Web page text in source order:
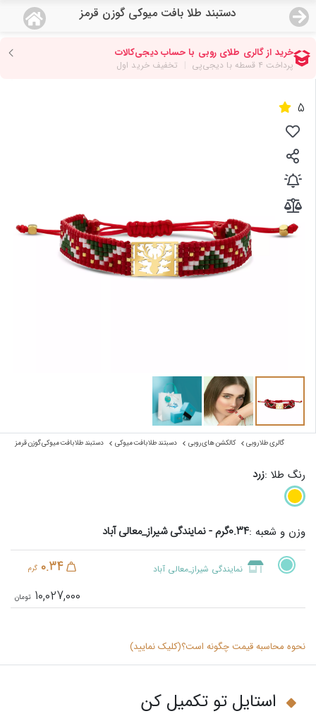
دستبند طلا بافت میوکی گوزن قرمز
منو
صفحه اصلی
دسته بندی محصولات
نمایندگی ها
مجله روبی
درباره ما
اعطای نمایندگی
5
گالری طلا روبی کالکشن های روبی دسبتند طلا بافت میوکی دستبند طلا بافت میوکی گوزن قرمز
رنگ طلا :زرد
وزن و شعبه :0.34گرم - نمایندگی شیراز_معالی آباد
نمایندگی شیراز_معالی آباد 0.34 گرم
10,027,000
نحوه محاسبه قیمت چگونه است؟(کلیک نمایید)
استایل تو تکمیل کن